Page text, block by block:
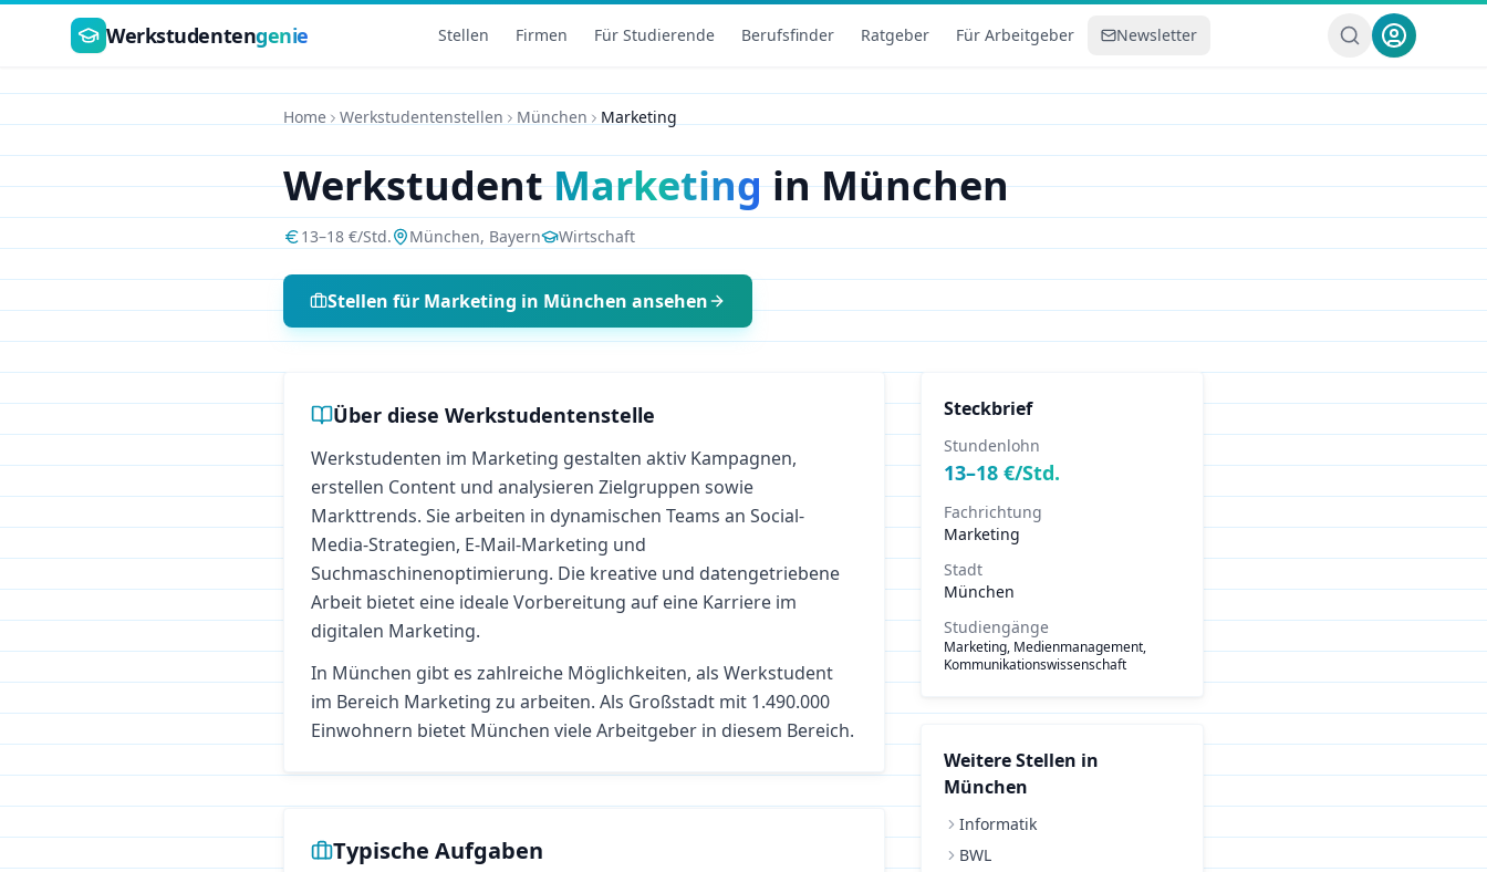
Zum Hauptinhalt springen
Werkstudentengenie Stellen Firmen Für Studierende Berufsfinder Ratgeber Für Arbeitgeber Newsletter
Home Werkstudentenstellen München Marketing
WerkstudentMarketinginMünchen
13–18 €/Std. München, Bayern Wirtschaft
Stellen für Marketing in München ansehen
Über diese Werkstudentenstelle
Werkstudenten im Marketing gestalten aktiv Kampagnen,
erstellen Content und analysieren Zielgruppen sowie
Markttrends. Sie arbeiten in dynamischen Teams an Social-
Media-Strategien, E-Mail-Marketing und
Suchmaschinenoptimierung. Die kreative und datengetriebene
Arbeit bietet eine ideale Vorbereitung auf eine Karriere im
digitalen Marketing.
In München gibt es zahlreiche Möglichkeiten, als Werkstudent
im Bereich Marketing zu arbeiten. Als Großstadt mit 1.490.000
Einwohnern bietet München viele Arbeitgeber in diesem Bereich.
Typische Aufgaben
Steckbrief
Stundenlohn
13–18 €/Std.
Fachrichtung
Marketing
Stadt
München
Studiengänge
Marketing, Medienmanagement,
Kommunikationswissenschaft
Weitere Stellen in
München
Informatik
BWL